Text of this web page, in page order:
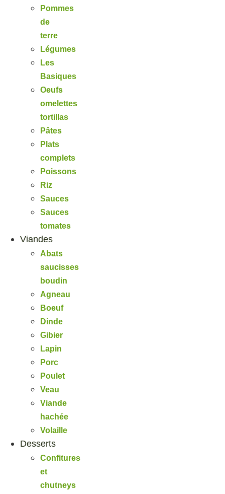
Pommes
de
terre
Légumes
Les
Basiques
Oeufs
omelettes
tortillas
Pâtes
Plats
complets
Poissons
Riz
Sauces
Sauces
tomates
Viandes
Abats
saucisses
boudin
Agneau
Boeuf
Dinde
Gibier
Lapin
Porc
Poulet
Veau
Viande
hachée
Volaille
Desserts
Confitures
et
chutneys